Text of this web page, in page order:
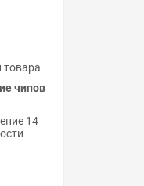
товара
чипов
14